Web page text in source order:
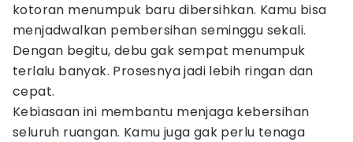
kotoran menumpuk baru dibersihkan. Kamu bisa
menjadwalkan pembersihan seminggu sekali.
Dengan begitu, debu gak sempat menumpuk
terlalu banyak. Prosesnya jadi lebih ringan dan
cepat.
Kebiasaan ini membantu menjaga kebersihan
seluruh ruangan. Kamu juga gak perlu tenaga